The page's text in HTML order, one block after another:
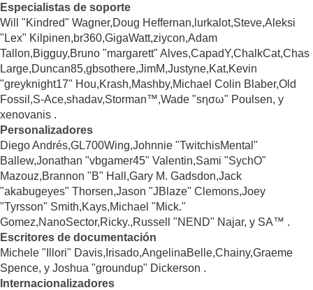
Especialistas de soporte
Will "Kindred" Wagner,Doug Heffernan,lurkalot,Steve,Aleksi
"Lex" Kilpinen,br360,GigaWatt,ziycon,Adam
Tallon,Bigguy,Bruno "margarett" Alves,CapadY,ChalkCat,Chas
Large,Duncan85,gbsothere,JimM,Justyne,Kat,Kevin
"greyknight17" Hou,Krash,Mashby,Michael Colin Blaber,Old
Fossil,S-Ace,shadav,Storman™,Wade "sησω" Poulsen, y
xenovanis .
Personalizadores
Diego Andrés,GL700Wing,Johnnie "TwitchisMental"
Ballew,Jonathan "vbgamer45" Valentin,Sami "SychO"
Mazouz,Brannon "B" Hall,Gary M. Gadsdon,Jack
"akabugeyes" Thorsen,Jason "JBlaze" Clemons,Joey
"Tyrsson" Smith,Kays,Michael "Mick."
Gomez,NanoSector,Ricky.,Russell "NEND" Najar, y SA™ .
Escritores de documentación
Michele "Illori" Davis,Irisado,AngelinaBelle,Chainy,Graeme
Spence, y Joshua "groundup" Dickerson .
Internacionalizadores